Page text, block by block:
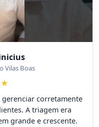
Vilas Boas
corretamente
A triagem era
grande e crescente.